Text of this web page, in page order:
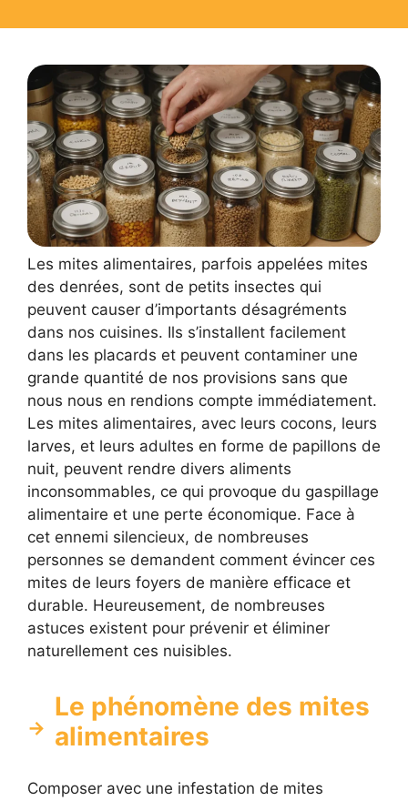
Les mites alimentaires, parfois appelées mites
des denrées, sont de petits insectes qui
peuvent causer d’importants désagréments
dans nos cuisines. Ils s’installent facilement
dans les placards et peuvent contaminer une
grande quantité de nos provisions sans que
nous nous en rendions compte immédiatement.
Les mites alimentaires, avec leurs cocons, leurs
larves, et leurs adultes en forme de papillons de
nuit, peuvent rendre divers aliments
inconsommables, ce qui provoque du gaspillage
alimentaire et une perte économique. Face à
cet ennemi silencieux, de nombreuses
personnes se demandent comment évincer ces
mites de leurs foyers de manière efficace et
durable. Heureusement, de nombreuses
astuces existent pour prévenir et éliminer
naturellement ces nuisibles.
Le phénomène des mites
alimentaires
Composer avec une infestation de mites